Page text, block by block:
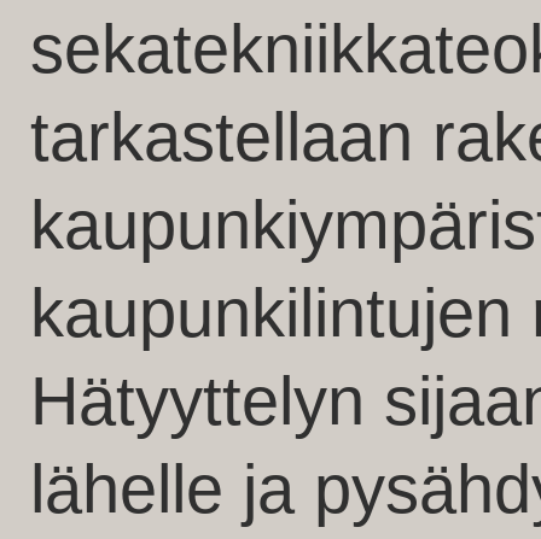
tarkastellaan
Hätyyttelyn
lähelle ja